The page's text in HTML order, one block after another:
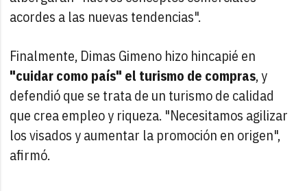
acordes a las nuevas tendencias".
Finalmente, Dimas Gimeno hizo hincapié en
"cuidar como país" el turismo de compras, y
defendió que se trata de un turismo de calidad
que crea empleo y riqueza. "Necesitamos agilizar
los visados y aumentar la promoción en origen",
afirmó.